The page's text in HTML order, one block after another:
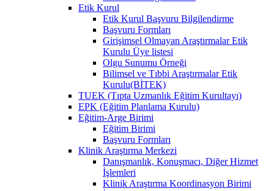
Etik Kurul
Etik Kurul Başvuru Bilgilendirme
Başvuru Formları
Girişimsel Olmayan Araştırmalar Etik
Kurulu Üye listesi
Olgu Sunumu Örneği
Bilimsel ve Tıbbi Araştırmalar Etik
Kurulu(BİTEK)
TUEK (Tıpta Uzmanlık Eğitim Kurultayı)
EPK (Eğitim Planlama Kurulu)
Eğitim-Arge Birimi
Eğitim Birimi
Başvuru Formları
Klinik Araştırma Merkezi
Danışmanlık, Konuşmacı, Diğer Hizmet
İşlemleri
Klinik Araştırma Koordinasyon Birimi